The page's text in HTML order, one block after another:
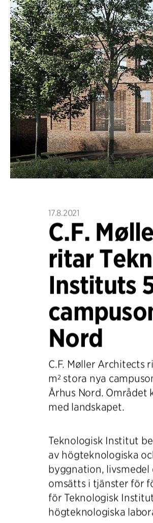
17.8.2021
C.F.
ritar
Instituts
Nord
C.F. Møller Architects
m² stora nya
Århus Nord.
med landskapet.
Teknologisk Institut
av högteknologiska
byggnation, livsmedel
omsätts i tjänster för
för Teknologisk
högteknologiska